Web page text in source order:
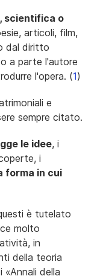
scientifica o
articoli, film,
dal diritto
a parte l'autore
l'opera. (1)
e
sempre citato.
le idee, i
i
forma in cui
è tutelato
molto
in
della teoria
«Annali della